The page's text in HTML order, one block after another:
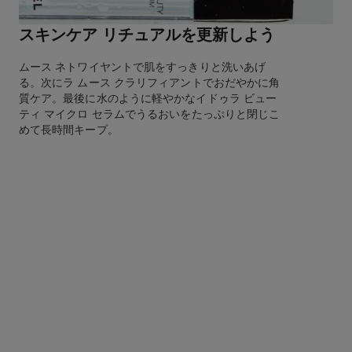
スキンケア リチュアルを更新しよう
ムース ネトワイヤントで肌をすっきりと洗いあげ
る。次にラ ムース クラリフィアントでおだやかに角
質ケア。最後に水のように軽やかなイドゥラ ビュー
ティ マイクロ セラムでうるおいをたっぷりと閉じこ
めて長時間キープ。